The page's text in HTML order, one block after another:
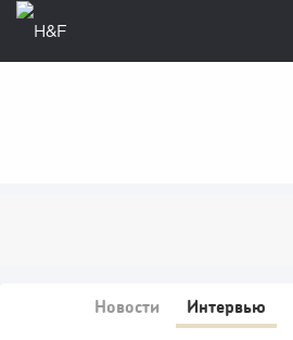
Новости Интервью